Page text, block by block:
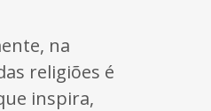
na
religiões é
inspira,